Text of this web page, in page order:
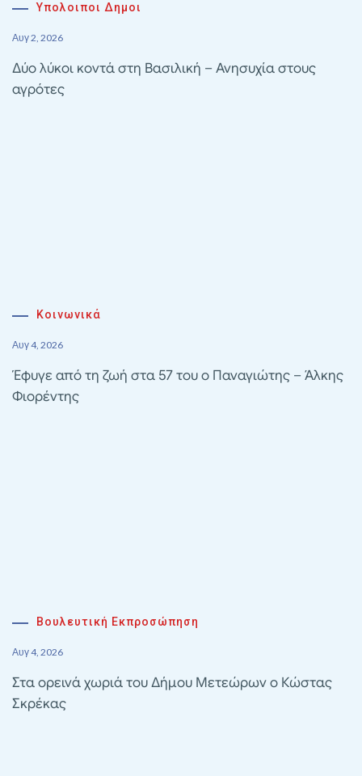
Υπολοιποι Δημοι
Αυγ 2, 2026
Δύο λύκοι κοντά στη Βασιλική – Ανησυχία στους
αγρότες
Κοινωνικά
Αυγ 4, 2026
Έφυγε από τη ζωή στα 57 του ο Παναγιώτης – Άλκης
Φιορέντης
Βουλευτική Εκπροσώπηση
Αυγ 4, 2026
Στα ορεινά χωριά του Δήμου Μετεώρων ο Κώστας
Σκρέκας